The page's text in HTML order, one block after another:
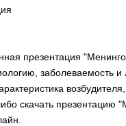
презентация
заболеваемость и
скачать презентацию